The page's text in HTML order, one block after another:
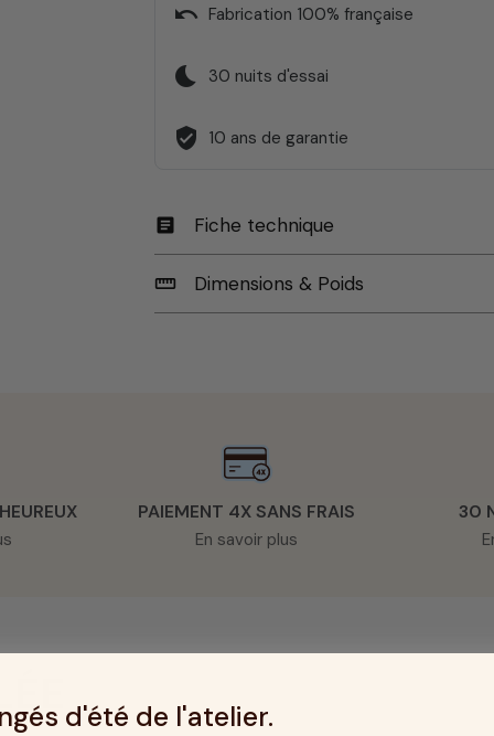
undo Fabrication 100% française
bedtime 30 nuits d'essai
verified_user 10 ans de garantie
article Fiche technique
straighten Dimensions & Poids
PAIEMENT 4X SANS FRAIS
En savoir plus
30
d'été de l'atelier.